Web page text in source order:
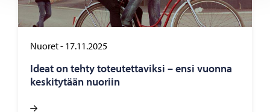
Nuoret- 17.11.2025
Ideat on tehty to­teu­tet­ta­vik­si – ensi vuon­na
kes­ki­ty­tään nuo­riin